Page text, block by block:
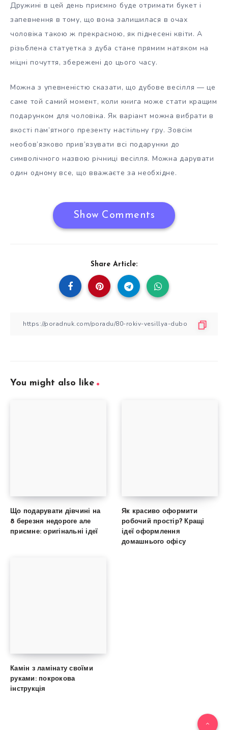
Дружині в цей день приємно буде отримати букет і
запевнення в тому, що вона залишилася в очах
чоловіка такою ж прекрасною, як піднесені квіти. А
різьблена статуетка з дуба стане прямим натяком на
міцні почуття, збережені до цього часу.
Можна з упевненістю сказати, що дубове весілля — це
саме той самий момент, коли книга може стати кращим
подарунком для чоловіка. Як варіант можна вибрати в
якості пам’ятного презенту настільну гру. Зовсім
необов’язково прив’язувати всі подарунки до
символічного назвою річниці весілля. Можна дарувати
один одному все, що вважаєте за необхідне.
Show Comments
Share Article:
You might also like
Що подарувати дівчині на
8 березня недороге але
приємне: оригінальні ідеї
Як красиво оформити
робочий простір? Кращі
ідеї оформлення
домашнього офісу
Камін з ламінату своїми
руками: покрокова
інструкція